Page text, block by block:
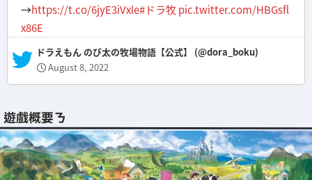
→https://t.co/6jyE3iVxle#ドラ牧pic.twitter.com/HBGsfl
x86E
— ドラえもん のび太の牧場物語【公式】 (@dora_boku)
August 8, 2022
遊戲概要ㄋ